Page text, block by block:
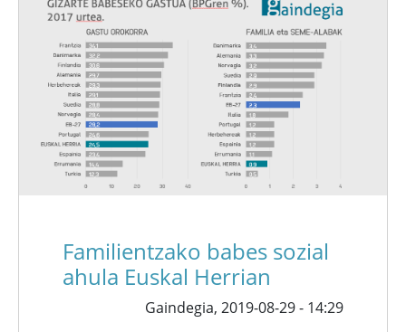
Familientzako babes sozial
ahula Euskal Herrian
Gaindegia, 2019-08-29 - 14:29